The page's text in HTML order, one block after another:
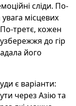
сліди. По-
місцевих
третє, кожен
до гір
його
є варіанти:
через Азію та